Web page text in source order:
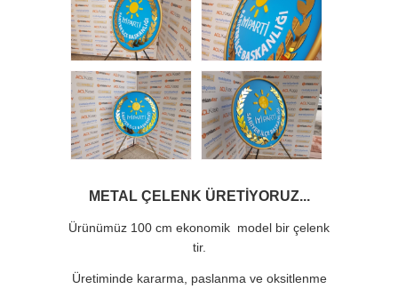
METAL ÇELENK ÜRETİYORUZ...
Ürünümüz 100 cm ekonomik model bir çelenk
tir.
Üretiminde kararma, paslanma ve oksitlenme